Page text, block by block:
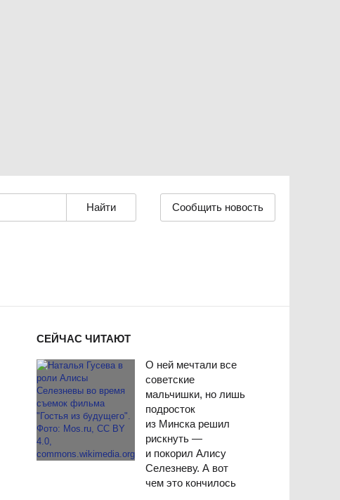
Сообщить новость
СЕЙЧАС ЧИТАЮТ
О ней мечтали все
советские
мальчишки, но лишь
подросток
из Минска решил
рискнуть —
и покорил Алису
Селезневу. А вот
чем это кончилось